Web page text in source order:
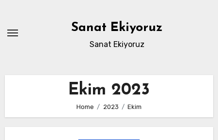
content
Sanat Ekiyoruz
Sanat Ekiyoruz
Ekim 2023
Home 2023 Ekim